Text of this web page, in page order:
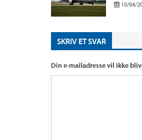
10/04/
SKRIV ET SVAR
Din e-mailadresse vil ikke